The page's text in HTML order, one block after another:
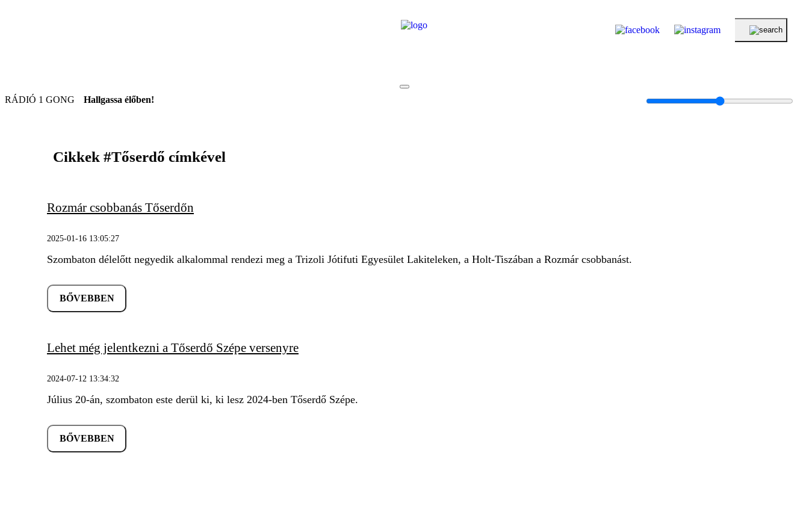
RÁDIÓ 1 GONG Hallgassa élőben!
Cikkek #Tőserdő címkével
Rozmár csobbanás Tőserdőn
2025-01-16 13:05:27
Szombaton délelőtt negyedik alkalommal rendezi meg a Trizoli Jótifuti Egyesület Lakiteleken, a Holt-Tiszában a Rozmár csobbanást.
BŐVEBBEN
Lehet még jelentkezni a Tőserdő Szépe versenyre
2024-07-12 13:34:32
Július 20-án, szombaton este derül ki, ki lesz 2024-ben Tőserdő Szépe.
BŐVEBBEN